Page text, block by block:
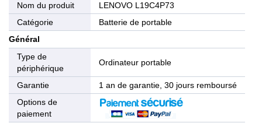
Nom du produit
LENOVO L19C4P73
Catégorie
Batterie de portable
Général
Type de
périphérique
Ordinateur portable
Garantie
1 an de garantie, 30 jours remboursé
Options de
paiement